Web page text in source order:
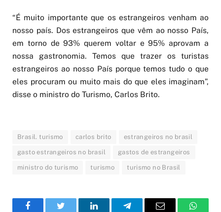
“É muito importante que os estrangeiros venham ao
nosso país. Dos estrangeiros que vêm ao nosso País,
em torno de 93% querem voltar e 95% aprovam a
nossa gastronomia. Temos que trazer os turistas
estrangeiros ao nosso País porque temos tudo o que
eles procuram ou muito mais do que eles imaginam”,
disse o ministro do Turismo, Carlos Brito.
Brasil. turismo carlos brito estrangeiros no brasil
gasto estrangeiros no brasil gastos de estrangeiros
ministro do turismo turismo turismo no Brasil